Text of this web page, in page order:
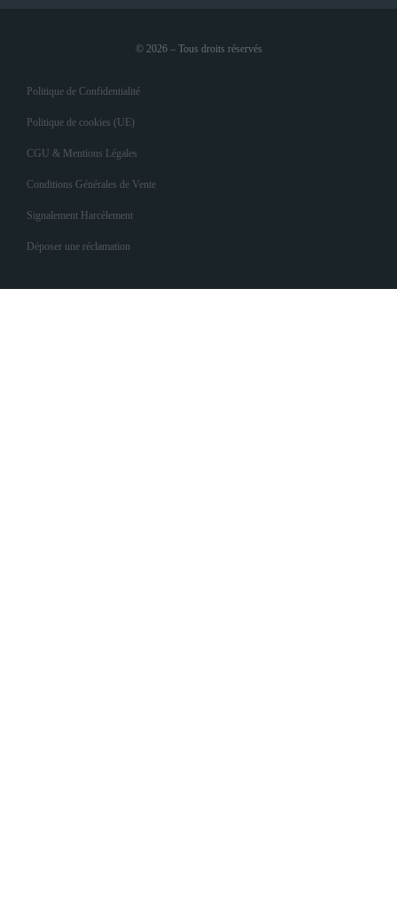
© 2026 – Tous droits réservés
Politique de Confidentialité
Politique de cookies (UE)
CGU & Mentions Légales
Conditions Générales de Vente
Signalement Harcèlement
Déposer une réclamation